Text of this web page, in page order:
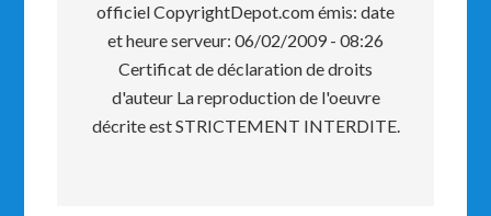
officiel CopyrightDepot.com émis: date
et heure serveur: 06/02/2009 - 08:26
Certificat de déclaration de droits
d'auteur La reproduction de l'oeuvre
décrite est STRICTEMENT INTERDITE.